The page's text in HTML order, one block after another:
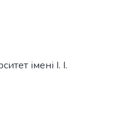
імені І. І.